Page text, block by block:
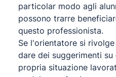
particolar modo agli
possono trarre
questo professionista.
Se l'orientatore si
dare dei suggerimenti su
propria situazione